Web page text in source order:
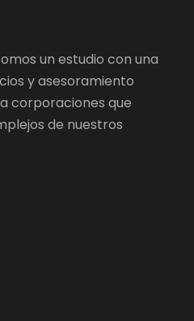
un estudio con una
y asesoramiento
corporaciones que
de nuestros